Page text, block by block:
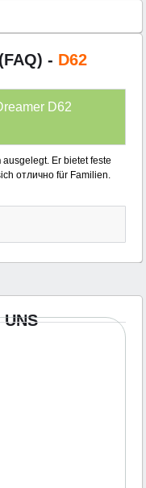
- D62
D62
ausgelegt. Er bietet feste
отлично für Familien.
UNS